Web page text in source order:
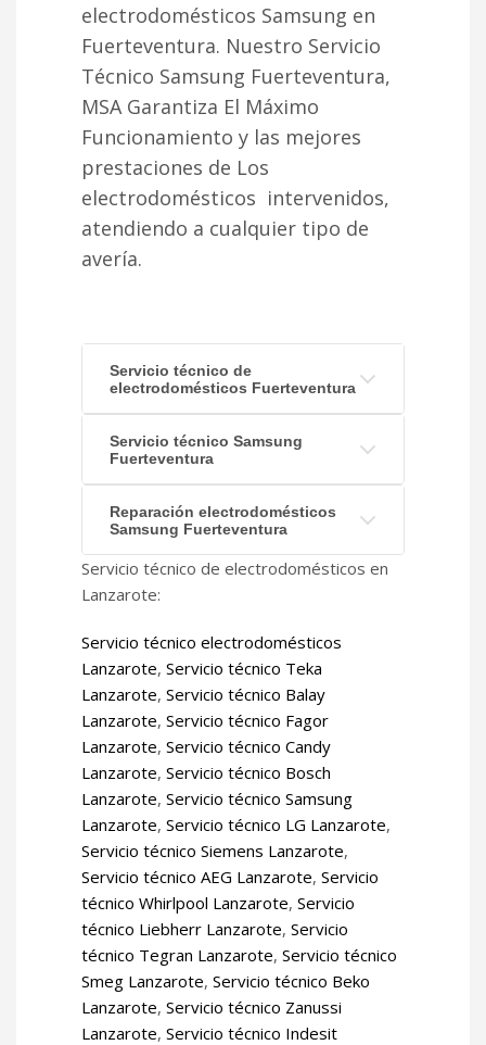
electrodomésticos Samsung en
Fuerteventura. Nuestro Servicio
Técnico Samsung Fuerteventura,
MSA Garantiza El Máximo
Funcionamiento y las mejores
prestaciones de Los
electrodomésticos intervenidos,
atendiendo a cualquier tipo de
avería.
Servicio técnico de
electrodomésticos Fuerteventura
Servicio técnico Samsung
Fuerteventura
Reparación electrodomésticos
Samsung Fuerteventura
Servicio técnico de electrodomésticos en
Lanzarote:
Servicio técnico electrodomésticos
Lanzarote, Servicio técnico Teka
Lanzarote, Servicio técnico Balay
Lanzarote, Servicio técnico Fagor
Lanzarote, Servicio técnico Candy
Lanzarote, Servicio técnico Bosch
Lanzarote, Servicio técnico Samsung
Lanzarote, Servicio técnico LG Lanzarote,
Servicio técnico Siemens Lanzarote,
Servicio técnico AEG Lanzarote, Servicio
técnico Whirlpool Lanzarote, Servicio
técnico Liebherr Lanzarote, Servicio
técnico Tegran Lanzarote, Servicio técnico
Smeg Lanzarote, Servicio técnico Beko
Lanzarote, Servicio técnico Zanussi
Lanzarote, Servicio técnico Indesit